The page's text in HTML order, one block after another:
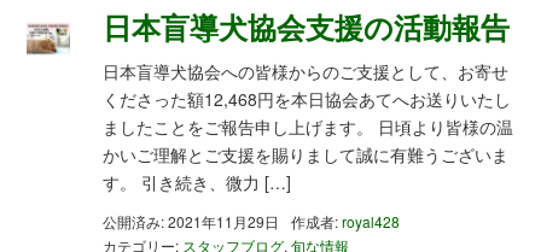
日本盲導犬協会支援の活動報告
日本盲導犬協会への皆様からのご支援として、お寄せ
くださった額12,468円を本日協会あてへお送りいたし
ましたことをご報告申し上げます。 日頃より皆様の温
かいご理解とご支援を賜りまして誠に有難うございま
す。 引き続き、微力 […]
公開済み: 2021年11月29日 作成者:royal428
カテゴリー: スタッフブログ, 旬な情報